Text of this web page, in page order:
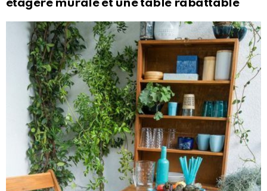
étagère murale et une table rabattable